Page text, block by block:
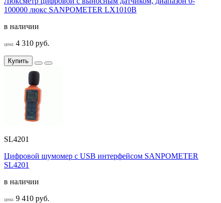
100000 люкс SANPOMETER LX1010B
в наличии
цена: 4 310 руб.
Купить
SL4201
Цифровой шумомер с USB интерфейсом SANPOMETER
SL4201
в наличии
цена: 9 410 руб.